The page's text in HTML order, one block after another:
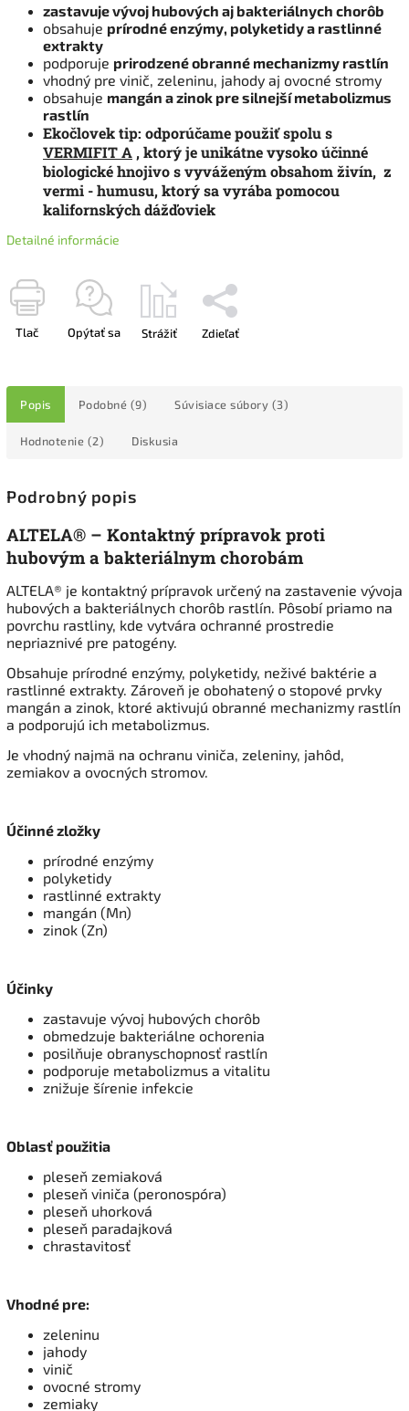
zastavuje vývoj hubových aj bakteriálnych chorôb
obsahuje prírodné enzýmy, polyketidy a rastlinné
extrakty
podporuje prirodzené obranné mechanizmy rastlín
vhodný pre vinič, zeleninu, jahody aj ovocné stromy
obsahuje mangán a zinok pre silnejší metabolizmus
rastlín
Ekočlovek tip: odporúčame použiť spolu s
VERMIFIT A , ktorý je unikátne vysoko účinné
biologické hnojivo s vyváženým obsahom živín, z
vermi - humusu, ktorý sa vyrába pomocou
kalifornských dážďoviek
Detailné informácie
Tlač Opýtať sa Strážiť Zdieľať
Popis Podobné (9) Súvisiace súbory (3)
Hodnotenie (2) Diskusia
Podrobný popis
ALTELA® – Kontaktný prípravok proti
hubovým a bakteriálnym chorobám
ALTELA® je kontaktný prípravok určený na zastavenie vývoja
hubových a bakteriálnych chorôb rastlín. Pôsobí priamo na
povrchu rastliny, kde vytvára ochranné prostredie
nepriaznivé pre patogény.
Obsahuje prírodné enzýmy, polyketidy, neživé baktérie a
rastlinné extrakty. Zároveň je obohatený o stopové prvky
mangán a zinok, ktoré aktivujú obranné mechanizmy rastlín
a podporujú ich metabolizmus.
Je vhodný najmä na ochranu viniča, zeleniny, jahôd,
zemiakov a ovocných stromov.
Účinné zložky
prírodné enzýmy
polyketidy
rastlinné extrakty
mangán (Mn)
zinok (Zn)
Účinky
zastavuje vývoj hubových chorôb
obmedzuje bakteriálne ochorenia
posilňuje obranyschopnosť rastlín
podporuje metabolizmus a vitalitu
znižuje šírenie infekcie
Oblasť použitia
pleseň zemiaková
pleseň viniča (peronospóra)
pleseň uhorková
pleseň paradajková
chrastavitosť
Vhodné pre:
zeleninu
jahody
vinič
ovocné stromy
zemiaky